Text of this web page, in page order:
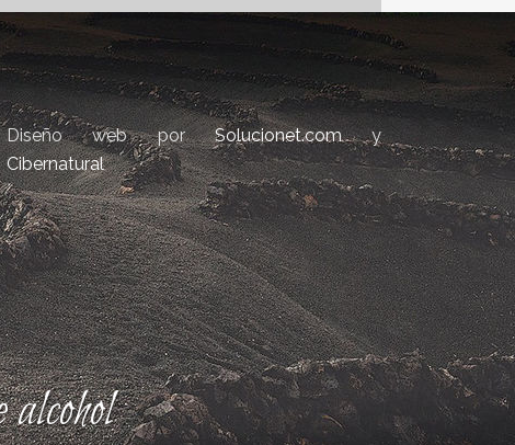
Diseño web porSolucionet.comy
Cibernatural
alcohol